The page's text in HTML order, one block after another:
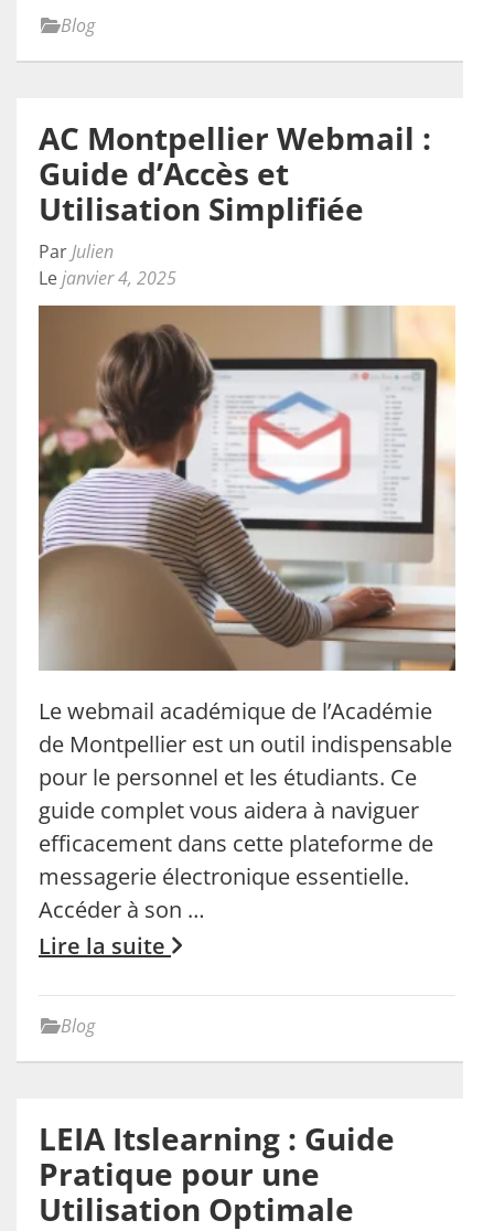
Blog
AC Montpellier Webmail :
Guide d’Accès et
Utilisation Simplifiée
ParJulien
Lejanvier 4, 2025
Le webmail académique de l’Académie
de Montpellier est un outil indispensable
pour le personnel et les étudiants. Ce
guide complet vous aidera à naviguer
efficacement dans cette plateforme de
messagerie électronique essentielle.
Accéder à son …
Lire la suite
Blog
LEIA Itslearning : Guide
Pratique pour une
Utilisation Optimale